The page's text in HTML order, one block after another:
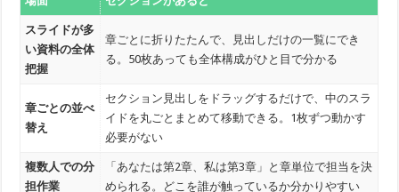
スライドが多
い資料の全体
把握
章ごとに折りたたんで、見出しだけの一覧にでき
る。50枚あっても全体構成がひと目で分かる
章ごとの並べ
替え
セクション見出しをドラッグするだけで、中のスラ
イドを丸ごとまとめて移動できる。1枚ずつ動かす
必要がない
複数人での分
担作業
「あなたは第2章、私は第3章」と章単位で担当を決
められる。どこを誰が触っているか分かりやすい